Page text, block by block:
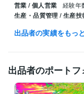
営業 / 個人営業 経験年
生産・品質管理 / 生産
職歴
動画編集・映像制作
合成画像 合成写真 タ
アフェリエイト
ニュー
出品者の実績をもっ
出品者のポートフ